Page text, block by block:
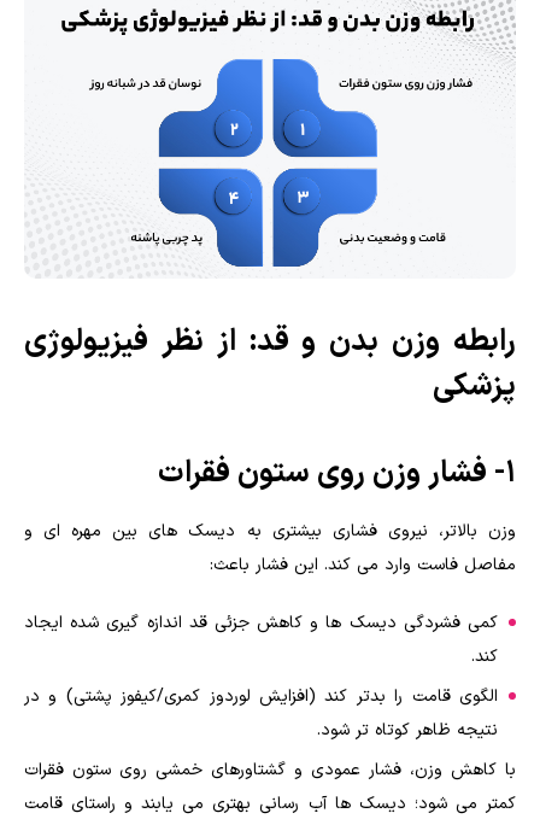
رابطه وزن بدن و قد: از نظر فیزیولوژی
پزشکی
1- فشار وزن روی ستون فقرات
وزن بالاتر، نیروی فشاری بیشتری به دیسک های بین مهره ای و
مفاصل فاست وارد می کند. این فشار باعث:
کمی فشردگی دیسک ها و کاهش جزئی قد اندازه گیری شده ایجاد
کند.
الگوی قامت را بدتر کند (افزایش لوردوز کمری/کیفوز پشتی) و در
نتیجه ظاهر کوتاه تر شود.
با کاهش وزن، فشار عمودی و گشتاورهای خمشی روی ستون فقرات
کمتر می شود؛ دیسک ها آب رسانی بهتری می یابند و راستای قامت